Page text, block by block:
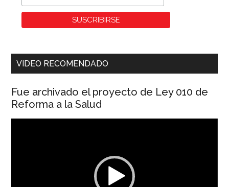
VIDEO RECOMENDADO
Fue archivado el proyecto de Ley 010 de
Reforma a la Salud